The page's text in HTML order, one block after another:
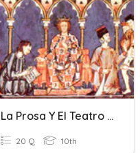
La Prosa Y El Teatro En La Edad Media.
20 Q 10th